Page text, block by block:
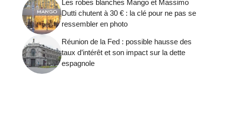
Les robes blanches Mango et Massimo
Dutti chutent à 30 € : la clé pour ne pas se
ressembler en photo
Réunion de la Fed : possible hausse des
taux d’intérêt et son impact sur la dette
espagnole